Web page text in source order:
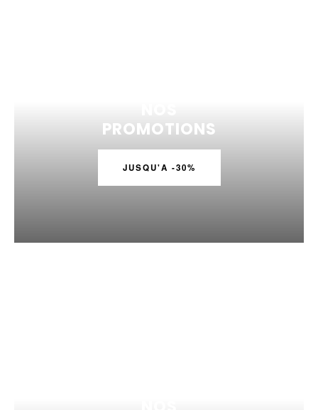
PROMOTIONS
JUSQU'A -30%